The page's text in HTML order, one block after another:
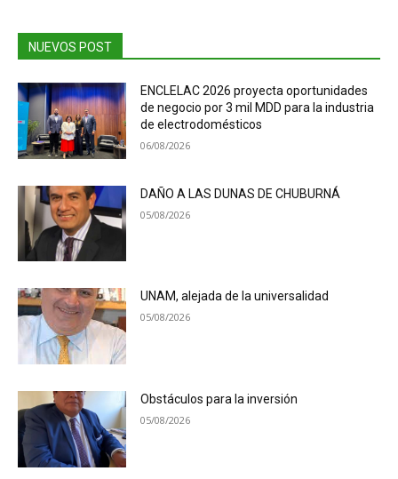
NUEVOS POST
ENCLELAC 2026 proyecta oportunidades
de negocio por 3 mil MDD para la industria
de electrodomésticos
06/08/2026
DAÑO A LAS DUNAS DE CHUBURNÁ
05/08/2026
UNAM, alejada de la universalidad
05/08/2026
Obstáculos para la inversión
05/08/2026